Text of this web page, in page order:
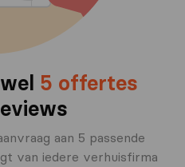
5 offertes
aan 5 passende
van iedere verhuisfirma